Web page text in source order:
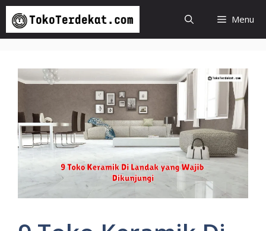
Langsung
isi
Menu